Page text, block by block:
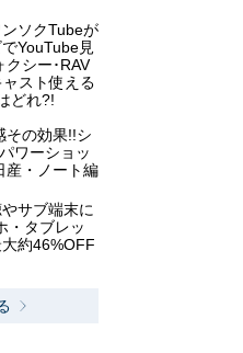
ンソクTubeが
YouTube見
クシー･RAV
スト使える
どれ?!
その効果!!シ
ワーショッ
産・ノート編
サブ端末に
・タブレッ
約46%OFF